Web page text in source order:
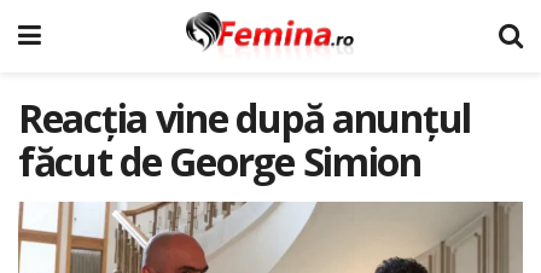
Reacția vine după anunțul
făcut de George Simion